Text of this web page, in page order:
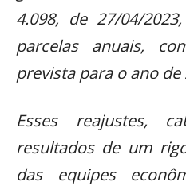
4.098, de 27/04/
parcelas anuais,
prevista para o ano de
Esses reajustes,
resultados de um
das equipes